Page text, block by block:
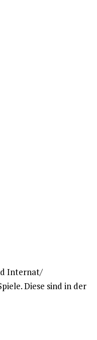
Internat/
Diese sind in der